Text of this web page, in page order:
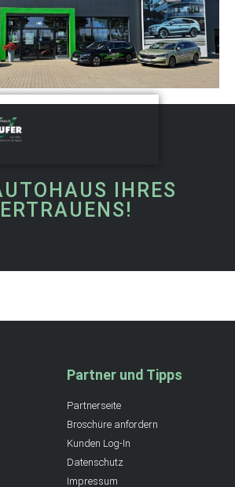
IHRES
Partner und Tipps
Partnerseite
Broschüre anfordern
Kunden Log-In
Datenschutz
Impressum